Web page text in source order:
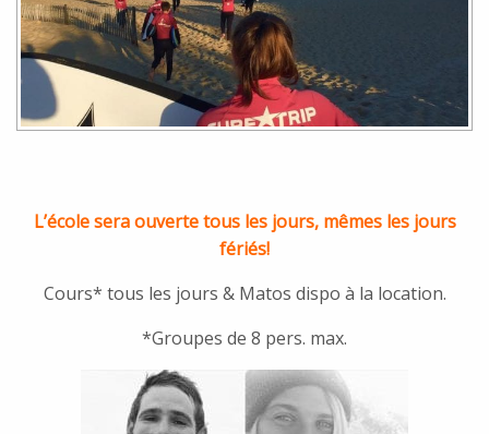
L’école sera ouverte tous les jours, mêmes les jours
fériés!
Cours* tous les jours & Matos dispo à la location.
*Groupes de 8 pers. max.